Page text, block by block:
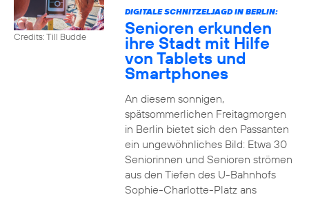
Credits: Till Budde
DIGITALE SCHNITZELJAGD IN BERLIN:
Senioren erkunden
ihre Stadt mit Hilfe
von Tablets und
Smartphones
An diesem sonnigen,
spätsommerlichen Freitagmorgen
in Berlin bietet sich den Passanten
ein ungewöhnliches Bild: Etwa 30
Seniorinnen und Senioren strömen
aus den Tiefen des U-Bahnhofs
Sophie-Charlotte-Platz ans